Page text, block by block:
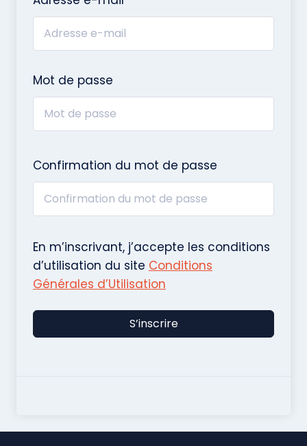
Mot de passe
Confirmation du mot de passe
En m’inscrivant, j’accepte les conditions
d’utilisation du site Conditions
Générales d’Utilisation
S’inscrire